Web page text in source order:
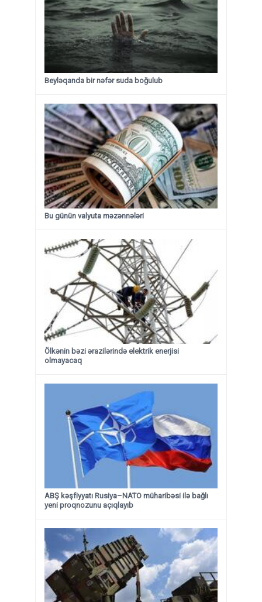
Beyləqanda bir nəfər suda boğulub
Bu günün valyuta məzənnələri
Ölkənin bəzi ərazilərində elektrik enerjisi
olmayacaq
ABŞ kəşfiyyatı Rusiya–NATO müharibəsi ilə bağlı
yeni proqnozunu açıqlayıb